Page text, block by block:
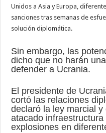
Unidos a Asia y Europa,
sanciones tras semanas de
solución diplomática.
Sin embargo, las
dicho que no harán
defender a Ucrania.
El presidente de
cortó las relaciones
declaró la ley marcial
atacado
explosiones en